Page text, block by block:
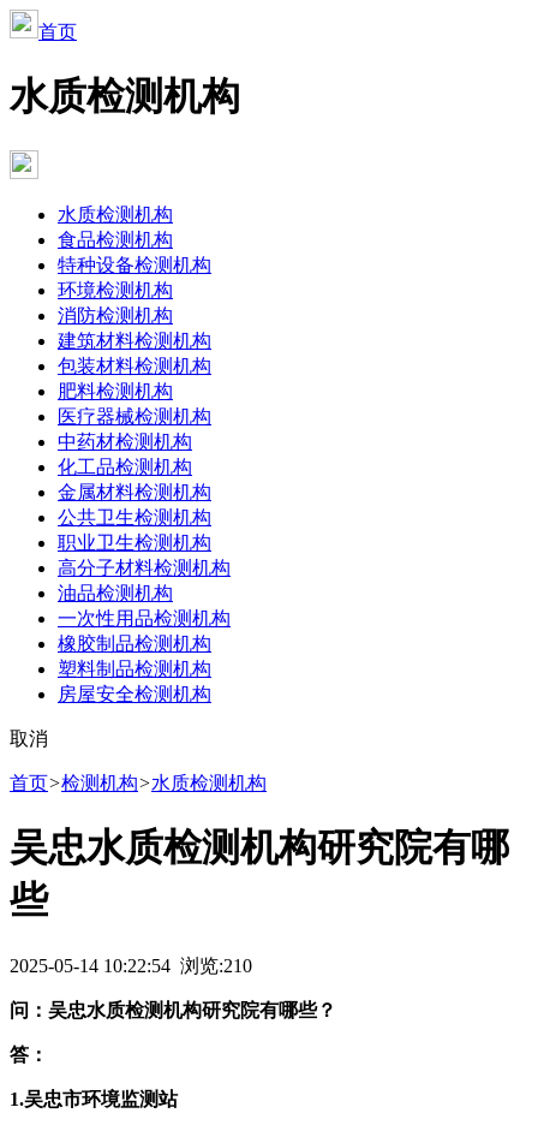
首页
水质检测机构
水质检测机构
食品检测机构
特种设备检测机构
环境检测机构
消防检测机构
建筑材料检测机构
包装材料检测机构
肥料检测机构
医疗器械检测机构
中药材检测机构
化工品检测机构
金属材料检测机构
公共卫生检测机构
职业卫生检测机构
高分子材料检测机构
油品检测机构
一次性用品检测机构
橡胶制品检测机构
塑料制品检测机构
房屋安全检测机构
取消
首页>检测机构>水质检测机构
吴忠水质检测机构研究院有哪
些
2025-05-14 10:22:54 浏览:210
问：吴忠水质检测机构研究院有哪些？
答：
1.吴忠市环境监测站